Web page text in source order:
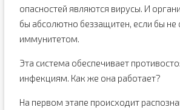
опасностей являются вирусы. И
бы абсолютно беззащитен, если бы не
иммунитетом.
Эта система обеспечивает
инфекциям. Как же она работает?
На первом этапе происходит